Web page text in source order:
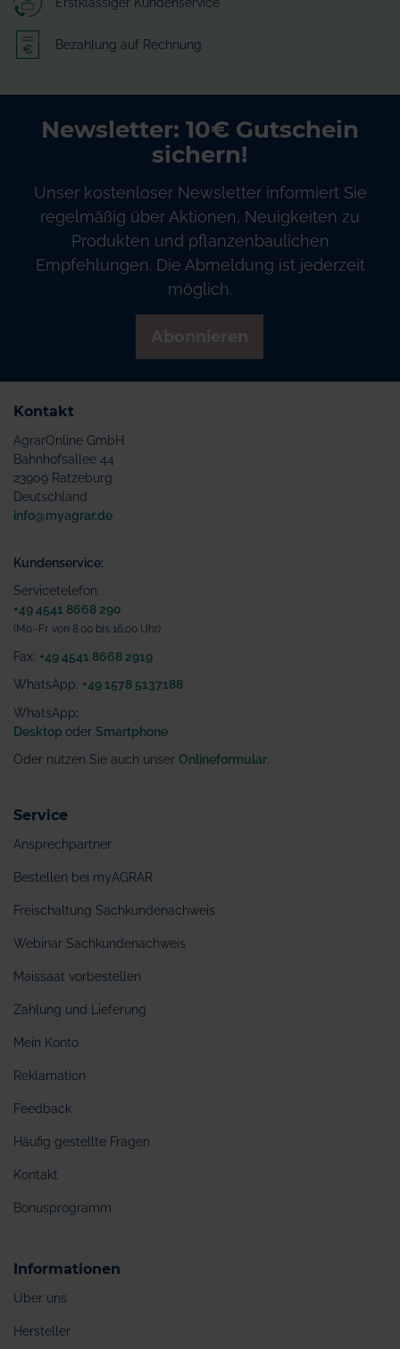
Bezahlung auf Rechnung
Newsletter: 10€ Gutschein
sichern!
Unser kostenloser Newsletter informiert Sie
regelmäßig über Aktionen, Neuigkeiten zu
Produkten und pflanzenbaulichen
Empfehlungen. Die Abmeldung ist jederzeit
möglich.
Kontakt
AgrarOnline GmbH
Bahnhofsallee 44
23909 Ratzeburg
Deutschland
info@myagrar.de
Kundenservice:
Servicetelefon:
+49 4541 8668 290
(Mo.-Fr. von 8.00 bis 16.00 Uhr)
Fax: +49 4541 8668 2919
WhatsApp: +49 1578 5137188
WhatsApp:
Desktop oder Smartphone
Oder nutzen Sie auch unser Onlineformular
Service
Ansprechpartner
Bestellen bei myAGRAR
Freischaltung Sachkundenachweis
Webinar Sachkundenachweis
Maissaat vorbestellen
Zahlung und Lieferung
Mein Konto
Reklamation
Feedback
Häufig gestellte Fragen
Kontakt
Bonusprogramm
Informationen
Über uns
Hersteller